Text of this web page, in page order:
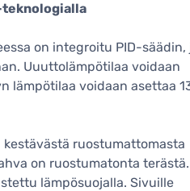
teknologialla
on integroitu PID-säädin,
Uuuttolämpötilaa voidaan
lämpötilaa voidaan asettaa
ruostumattomasta
on ruostumatonta terästä.
lämpösuojalla. Sivuille